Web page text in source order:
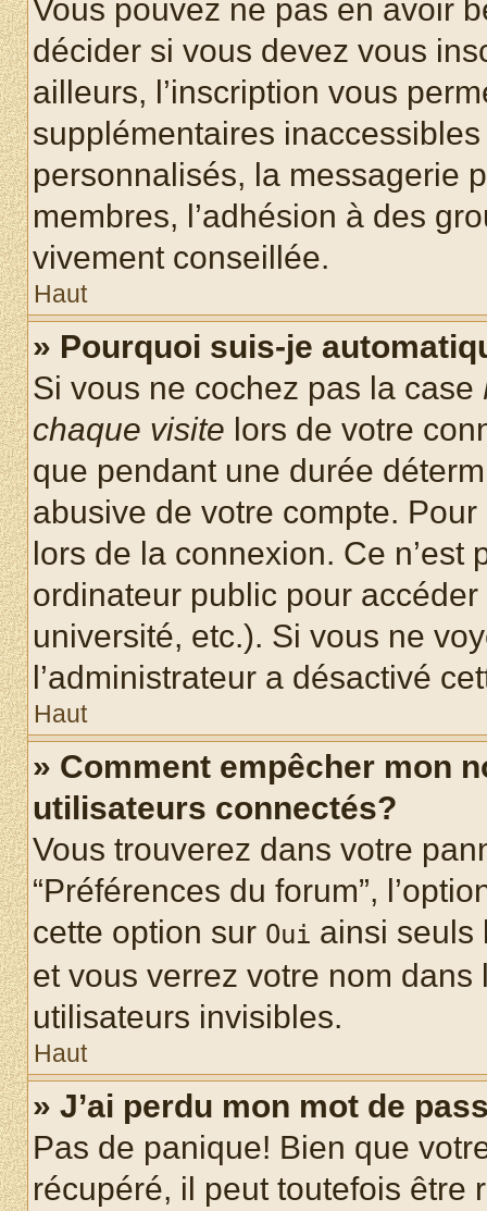
Vous pouvez ne pas en avoir
décider si vous devez vous
ailleurs, l’inscription vous
supplémentaires
personnalisés, la messagerie
membres, l’adhésion à des
vivement conseillée.
Haut
» Pourquoi suis-je
Si vous ne cochez pas la case
chaque visite lors de votre
que pendant une durée
abusive de votre compte.
lors de la connexion. Ce
ordinateur public pour
université, etc.). Si vous ne
l’administrateur a désactivé
Haut
» Comment empêcher mon
utilisateurs connectés?
Vous trouverez dans votre
“Préférences du forum”,
cette option sur Oui ainsi seuls
et vous verrez votre nom
utilisateurs invisibles.
Haut
» J’ai perdu mon mot de
Pas de panique! Bien que
récupéré, il peut toutefois être